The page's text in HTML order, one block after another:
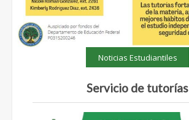
Noticias Estudiantiles
Servicio de tutorías